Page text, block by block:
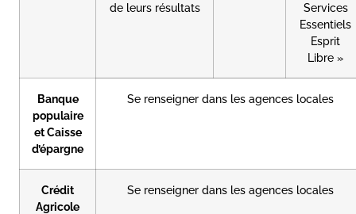
de leurs résultats
Services
Essentiels
Esprit
Libre »
Banque
populaire
et Caisse
d’épargne
Se renseigner dans les agences locales
Crédit
Agricole
Se renseigner dans les agences locales